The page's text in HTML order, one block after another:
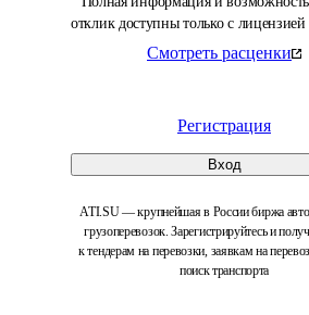
отклик доступны только с
Смотреть расценки
Регистрация
Вход
ATI.SU — крупнейшая в России биржа
грузоперевозок. Зарегистрируйтесь и
к тендерам на перевозки, заявкам на
поиск транспорта